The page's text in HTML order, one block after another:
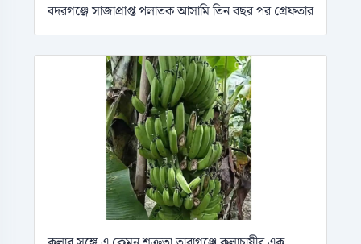
বদরগঞ্জে সাজাপ্রাপ্ত পলাতক আসামি তিন বছর পর গ্রেফতার